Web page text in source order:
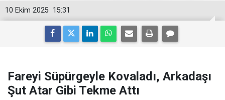
15:31
10 Ekim 2025
Fareyi Süpürgeyle Kovaladı, Arkadaşı
Şut Atar Gibi Tekme Attı